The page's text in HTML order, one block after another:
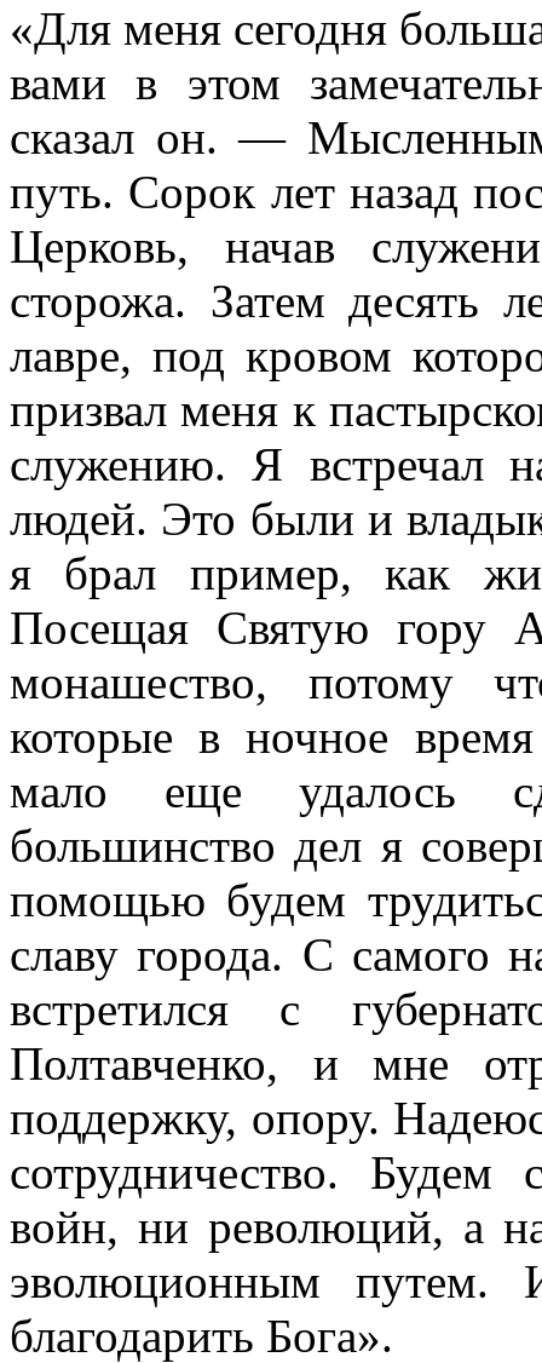
«Для меня сегодня
вами в этом
сказал он. —
путь. Сорок лет назад
Церковь, начав
сторожа. Затем десять
лавре, под кровом
призвал меня к
служению. Я встречал
людей. Это были и
я брал пример, как
Посещая Святую гору
монашество, потому
которые в ночное
мало еще удалось
большинство дел я
помощью будем
славу города. С самого
встретился с
Полтавченко, и мне
поддержку, опору.
сотрудничество.
войн, ни революций, а
эволюционным путем.
благодарить Бога».